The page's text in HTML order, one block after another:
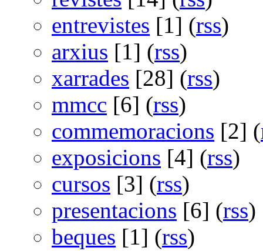
entrevistes [1] (rss)
arxius [1] (rss)
xarrades [28] (rss)
mmcc [6] (rss)
commemoracions [2] (
exposicions [4] (rss)
cursos [3] (rss)
presentacions [6] (rss)
beques [1] (rss)